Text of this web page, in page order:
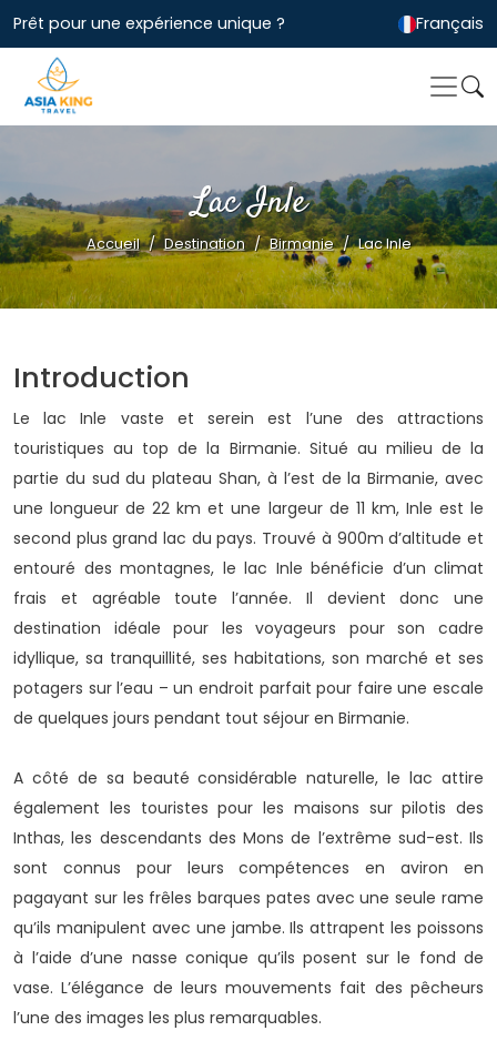
Prêt pour une expérience unique ? Français
Lac Inle
Accueil Destination Birmanie Lac Inle
Introduction
Le lac Inle vaste et serein est l’une des attractions
touristiques au top de la Birmanie. Situé au milieu de la
partie du sud du plateau Shan, à l’est de la Birmanie, avec
une longueur de 22 km et une largeur de 11 km, Inle est le
second plus grand lac du pays. Trouvé à 900m d’altitude et
entouré des montagnes, le lac Inle bénéficie d’un climat
frais et agréable toute l’année. Il devient donc une
destination idéale pour les voyageurs pour son cadre
idyllique, sa tranquillité, ses habitations, son marché et ses
potagers sur l’eau – un endroit parfait pour faire une escale
de quelques jours pendant tout séjour en Birmanie.
A côté de sa beauté considérable naturelle, le lac attire
également les touristes pour les maisons sur pilotis des
Inthas, les descendants des Mons de l’extrême sud-est. Ils
sont connus pour leurs compétences en aviron en
pagayant sur les frêles barques pates avec une seule rame
qu’ils manipulent avec une jambe. Ils attrapent les poissons
à l’aide d’une nasse conique qu’ils posent sur le fond de
vase. L’élégance de leurs mouvements fait des pêcheurs
l’une des images les plus remarquables.